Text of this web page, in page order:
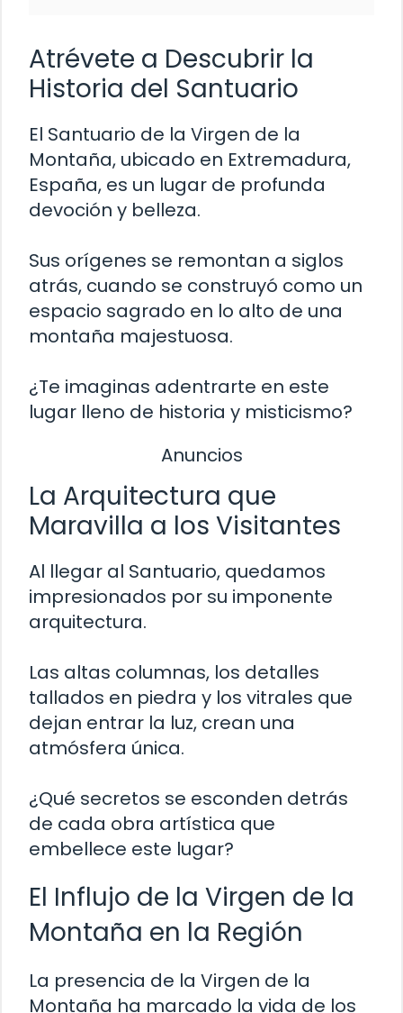
Atrévete a Descubrir la
Historia del Santuario
El Santuario de la Virgen de la
Montaña, ubicado en Extremadura,
España, es un lugar de profunda
devoción y belleza.
Sus orígenes se remontan a siglos
atrás, cuando se construyó como un
espacio sagrado en lo alto de una
montaña majestuosa.
¿Te imaginas adentrarte en este
lugar lleno de historia y misticismo?
Anuncios
La Arquitectura que
Maravilla a los Visitantes
Al llegar al Santuario, quedamos
impresionados por su imponente
arquitectura.
Las altas columnas, los detalles
tallados en piedra y los vitrales que
dejan entrar la luz, crean una
atmósfera única.
¿Qué secretos se esconden detrás
de cada obra artística que
embellece este lugar?
El Influjo de la Virgen de la
Montaña en la Región
La presencia de la Virgen de la
Montaña ha marcado la vida de los